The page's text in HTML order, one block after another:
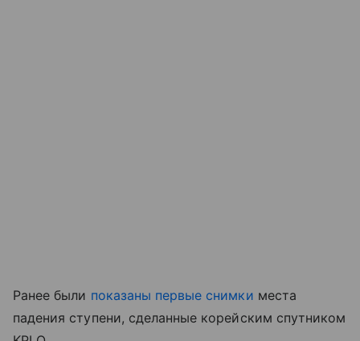
Ранее были показаны первые снимки места
падения ступени, сделанные корейским спутником